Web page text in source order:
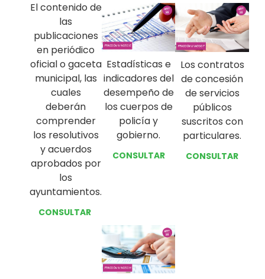
El contenido de
las
publicaciones
en periódico
oficial o gaceta
municipal, las
cuales
deberán
comprender
los resolutivos
y acuerdos
aprobados por
los
ayuntamientos.
CONSULTAR
Estadísticas e
indicadores del
desempeño de
los cuerpos de
policía y
gobierno.
CONSULTAR
Los contratos
de concesión
de servicios
públicos
suscritos con
particulares.
CONSULTAR